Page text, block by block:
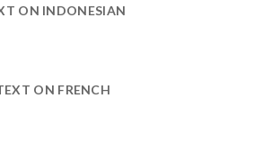
ON INDONESIAN
ON FRENCH